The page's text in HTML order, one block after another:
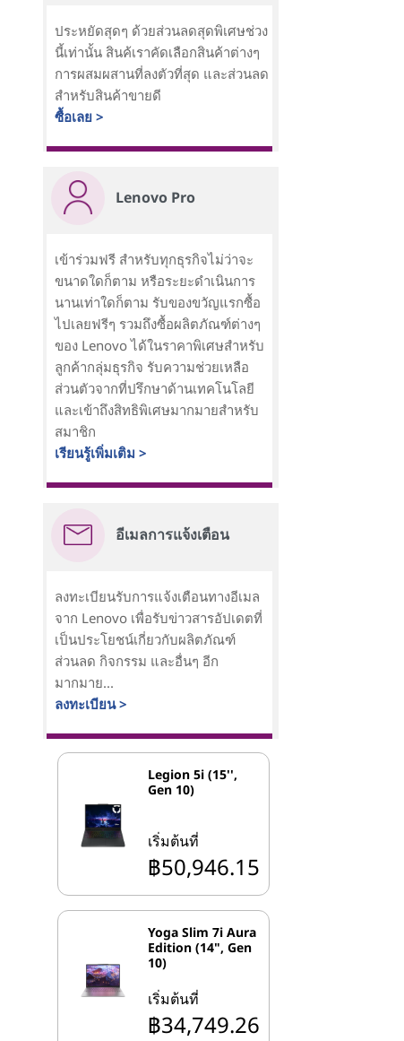
ประหยัดสุดๆ ด้วยส่วนลดสุดพิเศษช่วง
นี้เท่านั้น สินค้เราคัดเลือกสินค้าต่างๆ
การผสมผสานที่ลงตัวที่สุด และส่วนลด
สำหรับสินค้าขายดี
ซื้อเลย >
Lenovo Pro
เข้าร่วมฟรี สำหรับทุกธุรกิจไม่ว่าจะ
ขนาดใดก็ตาม หรือระยะดำเนินการ
นานเท่าใดก็ตาม รับของขวัญแรกซื้อ
ไปเลยฟรีๆ รวมถึงซื้อผลิตภัณฑ์ต่างๆ
ของ Lenovo ได้ในราคาพิเศษสำหรับ
ลูกค้ากลุ่มธุรกิจ รับความช่วยเหลือ
ส่วนตัวจากที่ปรึกษาด้านเทคโนโลยี
และเข้าถึงสิทธิพิเศษมากมายสำหรับ
สมาชิก
เรียนรู้เพิ่มเติม >
อีเมลการแจ้งเตือน
ลงทะเบียนรับการแจ้งเตือนทางอีเมล
จาก Lenovo เพื่อรับข่าวสารอัปเดตที่
เป็นประโยชน์เกี่ยวกับผลิตภัณฑ์
ส่วนลด กิจกรรม และอื่นๆ อีก
มากมาย...
ลงทะเบียน >
Legion 5i (15'',
Gen 10)
เริ่มต้นที่
฿50,946.15
Yoga Slim 7i Aura
Edition (14", Gen
10)
เริ่มต้นที่
฿34,749.26